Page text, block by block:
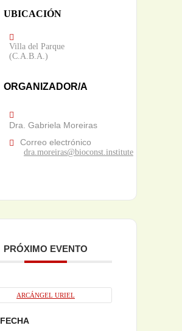
UBICACIÓN
Villa del Parque
(C.A.B.A.)
ORGANIZADOR/A
Dra. Gabriela Moreiras
Correo electrónico
dra.moreiras@bioconst.institute
PRÓXIMO EVENTO
ARCÁNGEL URIEL
FECHA